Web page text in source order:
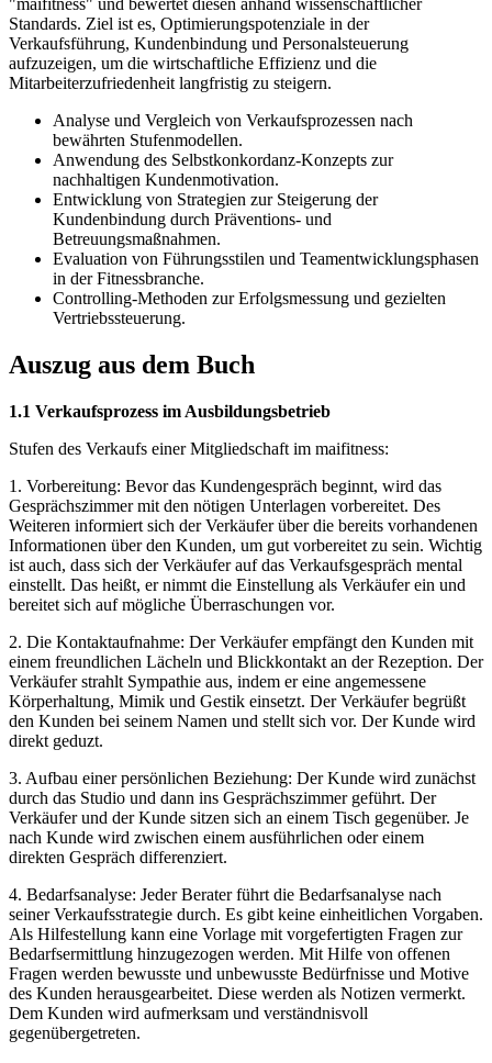
"maifitness" und bewertet diesen anhand wissenschaftlicher
Standards. Ziel ist es, Optimierungspotenziale in der
Verkaufsführung, Kundenbindung und Personalsteuerung
aufzuzeigen, um die wirtschaftliche Effizienz und die
Mitarbeiterzufriedenheit langfristig zu steigern.
Analyse und Vergleich von Verkaufsprozessen nach
bewährten Stufenmodellen.
Anwendung des Selbstkonkordanz-Konzepts zur
nachhaltigen Kundenmotivation.
Entwicklung von Strategien zur Steigerung der
Kundenbindung durch Präventions- und
Betreuungsmaßnahmen.
Evaluation von Führungsstilen und Teamentwicklungsphasen
in der Fitnessbranche.
Controlling-Methoden zur Erfolgsmessung und gezielten
Vertriebssteuerung.
Auszug aus dem Buch
1.1 Verkaufsprozess im Ausbildungsbetrieb
Stufen des Verkaufs einer Mitgliedschaft im maifitness:
1. Vorbereitung: Bevor das Kundengespräch beginnt, wird das
Gesprächszimmer mit den nötigen Unterlagen vorbereitet. Des
Weiteren informiert sich der Verkäufer über die bereits vorhandenen
Informationen über den Kunden, um gut vorbereitet zu sein. Wichtig
ist auch, dass sich der Verkäufer auf das Verkaufsgespräch mental
einstellt. Das heißt, er nimmt die Einstellung als Verkäufer ein und
bereitet sich auf mögliche Überraschungen vor.
2. Die Kontaktaufnahme: Der Verkäufer empfängt den Kunden mit
einem freundlichen Lächeln und Blickkontakt an der Rezeption. Der
Verkäufer strahlt Sympathie aus, indem er eine angemessene
Körperhaltung, Mimik und Gestik einsetzt. Der Verkäufer begrüßt
den Kunden bei seinem Namen und stellt sich vor. Der Kunde wird
direkt geduzt.
3. Aufbau einer persönlichen Beziehung: Der Kunde wird zunächst
durch das Studio und dann ins Gesprächszimmer geführt. Der
Verkäufer und der Kunde sitzen sich an einem Tisch gegenüber. Je
nach Kunde wird zwischen einem ausführlichen oder einem
direkten Gespräch differenziert.
4. Bedarfsanalyse: Jeder Berater führt die Bedarfsanalyse nach
seiner Verkaufsstrategie durch. Es gibt keine einheitlichen Vorgaben.
Als Hilfestellung kann eine Vorlage mit vorgefertigten Fragen zur
Bedarfsermittlung hinzugezogen werden. Mit Hilfe von offenen
Fragen werden bewusste und unbewusste Bedürfnisse und Motive
des Kunden herausgearbeitet. Diese werden als Notizen vermerkt.
Dem Kunden wird aufmerksam und verständnisvoll
gegenübergetreten.